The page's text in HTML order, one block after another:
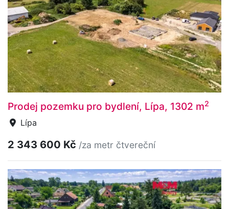
Prodej pozemku pro bydlení, Lípa, 1302 m2
Lípa
2 343 600 Kč /za metr čtvereční